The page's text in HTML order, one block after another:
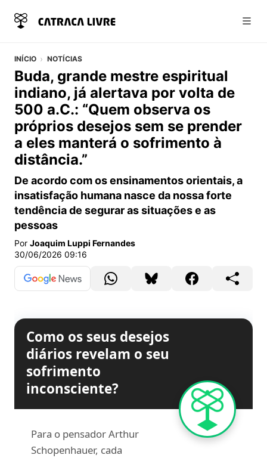
INÍCIO NOTÍCIAS
Buda, grande mestre espiritual
indiano, já alertava por volta de
500 a.C.: “Quem observa os
próprios desejos sem se prender
a eles manterá o sofrimento à
distância.”
De acordo com os ensinamentos orientais, a
insatisfação humana nasce da nossa forte
tendência de segurar as situações e as
pessoas
Por Joaquim Luppi Fernandes
30/06/2026 09:16
Como os seus desejos
diários revelam o seu
sofrimento
inconsciente?
Para o pensador Arthur
Schopenhauer, cada